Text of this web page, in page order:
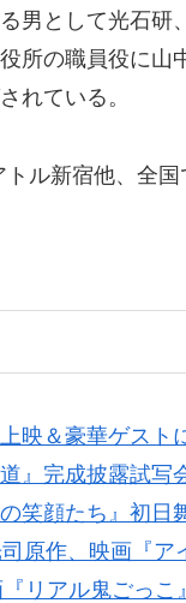
男として光石研
所の職員役に
れている。
ル新宿他、全国
映＆豪華ゲスト
』完成披露試写
笑顔たち』初日
原作、映画『ア
リアル鬼ごっこ